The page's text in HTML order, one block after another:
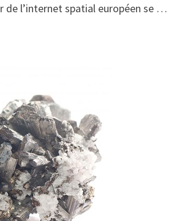
de l’internet spatial européen se …